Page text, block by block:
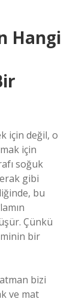
Hangi
için değil, o
için
soğuk
gibi
bu
Çünkü
bir
bizi
ve mat